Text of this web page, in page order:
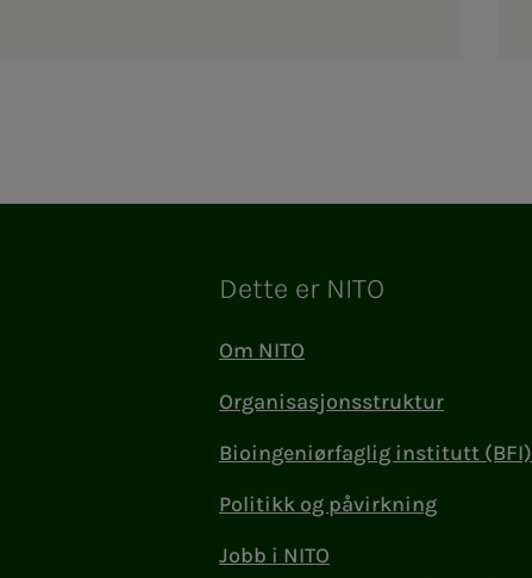
Dette er NITO
Om NITO
Organisasjonsstruktur
Bioingeniørfaglig institutt (BFI)
Politikk og påvirkning
Jobb i NITO